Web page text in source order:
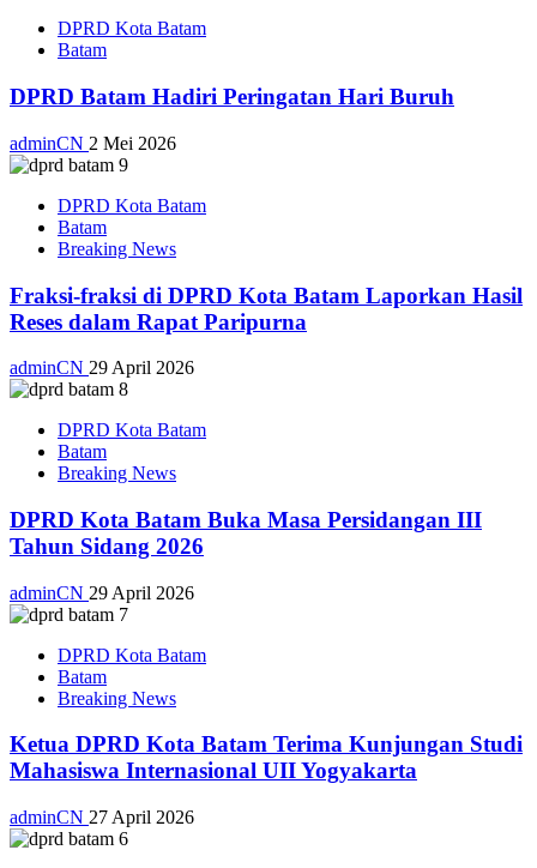
DPRD Kota Batam
Batam
DPRD Batam Hadiri Peringatan Hari Buruh
adminCN 2 Mei 2026
DPRD Kota Batam
Batam
Breaking News
Fraksi-fraksi di DPRD Kota Batam Laporkan Hasil
Reses dalam Rapat Paripurna
adminCN 29 April 2026
DPRD Kota Batam
Batam
Breaking News
DPRD Kota Batam Buka Masa Persidangan III
Tahun Sidang 2026
adminCN 29 April 2026
DPRD Kota Batam
Batam
Breaking News
Ketua DPRD Kota Batam Terima Kunjungan Studi
Mahasiswa Internasional UII Yogyakarta
adminCN 27 April 2026